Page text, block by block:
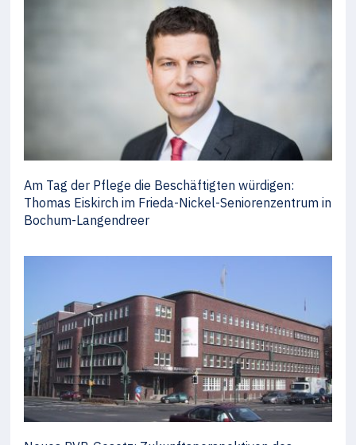
Am Tag der Pflege die Beschäftigten würdigen:
Thomas Eiskirch im Frieda-Nickel-Seniorenzentrum in
Bochum-Langendreer